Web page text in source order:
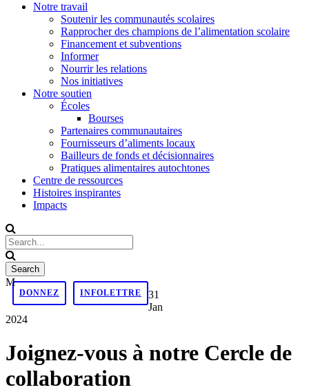
Notre travail
Soutenir les communautés scolaires
Rapprocher des champions de l’alimentation scolaire
Financement et subventions
Informer
Nourrir les relations
Nos initiatives
Notre soutien
Écoles
Bourses
Partenaires communautaires
Fournisseurs d’aliments locaux
Bailleurs de fonds et décisionnaires
Pratiques alimentaires autochtones
Centre de ressources
Histoires inspirantes
Impacts
DONNEZ INFOLETTRE
31
Jan
2024
Joignez-vous à notre Cercle de
collaboration